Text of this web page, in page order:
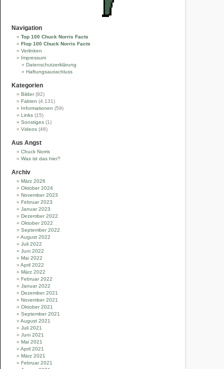
Navigation
Top 100 Chuck Norris Facts
Flop 100 Chuck Norris Facts
Verlinken
Impressum
Datenschutzerklärung
Haftungsausschluss
Kategorien
Bilder(92)
Fakten (4.131)
Informationen (59)
Links (15)
Sonstiges (1)
Videos (46)
Aus Angst
Chuck Norris
Was ist das hier?
Archiv
März 2026
Oktober 2024
November 2023
Februar 2023
Januar 2023
Dezember 2022
Oktober 2022
September 2022
August 2022
Juli 2022
Juni 2022
Mai 2022
April 2022
März 2022
Februar 2022
Januar 2022
Dezember 2021
November 2021
Oktober 2021
September 2021
August 2021
Juli 2021
Juni 2021
Mai 2021
April 2021
März 2021
Februar 2021